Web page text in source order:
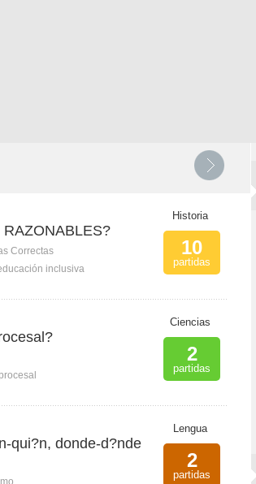
Correctas
inclusiva
Historia
10
partidas
Ciencias
2
partidas
qui?n, donde-d?nde
Lengua
2
partidas